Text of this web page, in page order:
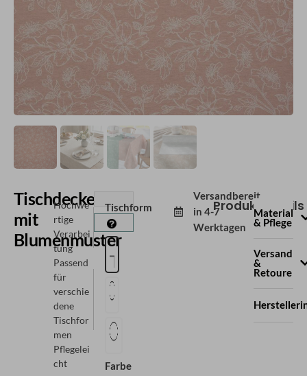
Tischdecke
mit
Blumenmuster
Hochwe
rtige
Verarbei
tung
Passend
für
verschie
dene
Tischfor
men
Pflegelei
cht
Tischform
Farbe
Versandbereit
in 4-7
Werktagen
Produktdetails
Material
& Pflege
Versand
&
Retoure